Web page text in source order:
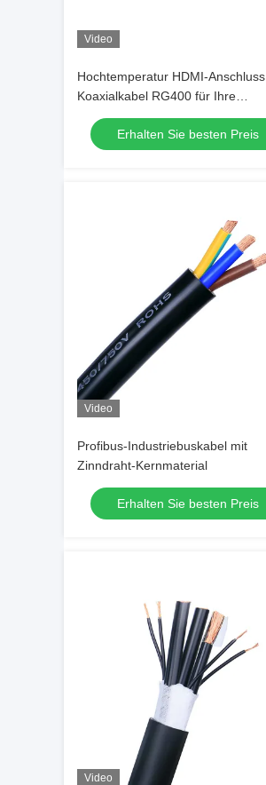
Video
Hochtemperatur HDMI-Anschluss
Koaxialkabel RG400 für Ihre
Anforderungen
Erhalten Sie besten Preis
Video
Profibus-Industriebuskabel mit
Zinndraht-Kernmaterial
Erhalten Sie besten Preis
Video